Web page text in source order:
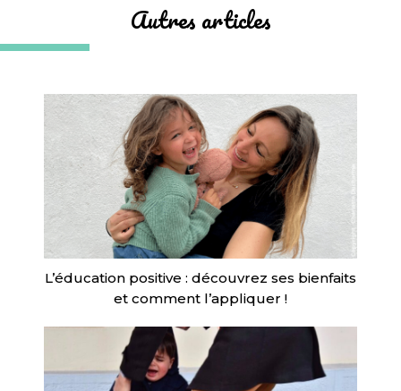
Autres articles
L’éducation positive : découvrez ses bienfaits
et comment l’appliquer !